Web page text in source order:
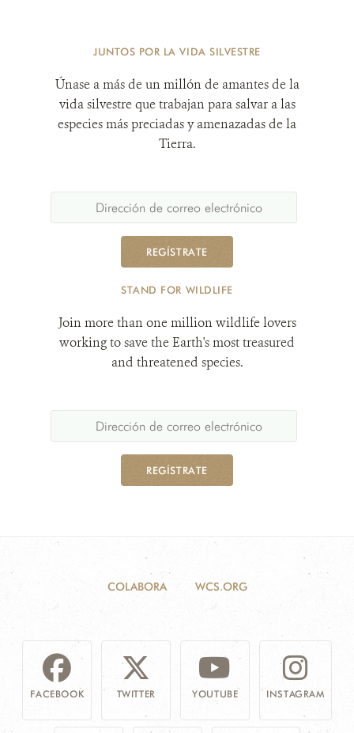
JUNTOS POR LA VIDA SILVESTRE
Únase a más de un millón de amantes de la
vida silvestre que trabajan para salvar a las
especies más preciadas y amenazadas de la
Tierra.
REGÍSTRATE
STAND FOR WILDLIFE
Join more than one million wildlife lovers
working to save the Earth's most treasured
and threatened species.
REGÍSTRATE
COLABORA WCS.ORG
FACEBOOK TWITTER YOUTUBE INSTAGRAM